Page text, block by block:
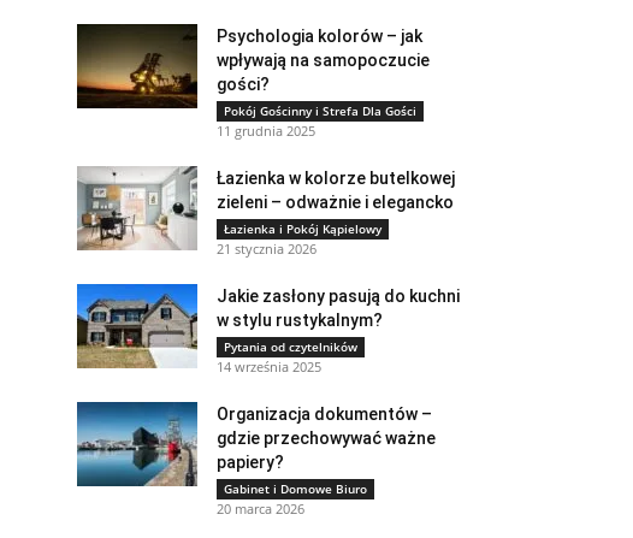
Psychologia kolorów – jak
wpływają na samopoczucie
gości?
Pokój Gościnny i Strefa Dla Gości
11 grudnia 2025
Łazienka w kolorze butelkowej
zieleni – odważnie i elegancko
Łazienka i Pokój Kąpielowy
21 stycznia 2026
Jakie zasłony pasują do kuchni
w stylu rustykalnym?
Pytania od czytelników
14 września 2025
Organizacja dokumentów –
gdzie przechowywać ważne
papiery?
Gabinet i Domowe Biuro
20 marca 2026